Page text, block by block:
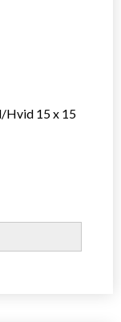
Hvid 15 x 15